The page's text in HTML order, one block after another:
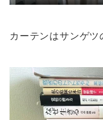
カーテンはサンゲツ